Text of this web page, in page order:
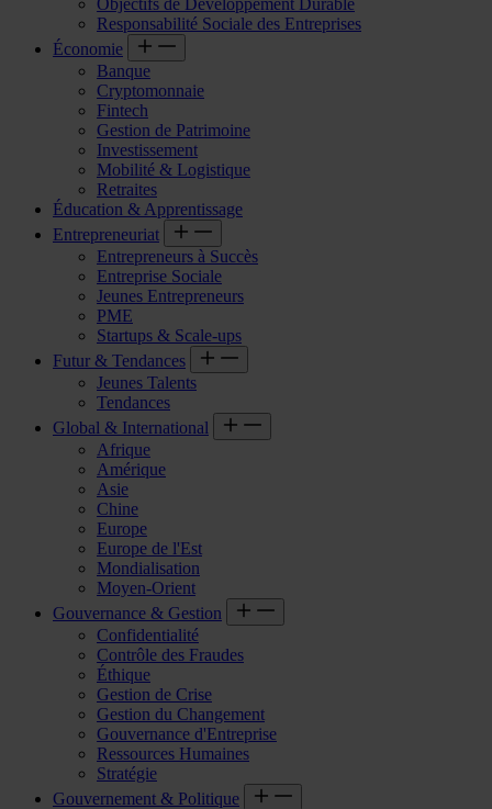
Responsabilité Sociale des Entreprises
Économie
Banque
Cryptomonnaie
Fintech
Gestion de Patrimoine
Investissement
Mobilité & Logistique
Retraites
Éducation & Apprentissage
Entrepreneuriat
Entrepreneurs à Succès
Entreprise Sociale
Jeunes Entrepreneurs
PME
Startups & Scale-ups
Futur & Tendances
Jeunes Talents
Tendances
Global & International
Afrique
Amérique
Asie
Chine
Europe
Europe de l'Est
Mondialisation
Moyen-Orient
Gouvernance & Gestion
Confidentialité
Contrôle des Fraudes
Éthique
Gestion de Crise
Gestion du Changement
Gouvernance d'Entreprise
Ressources Humaines
Stratégie
Gouvernement & Politique